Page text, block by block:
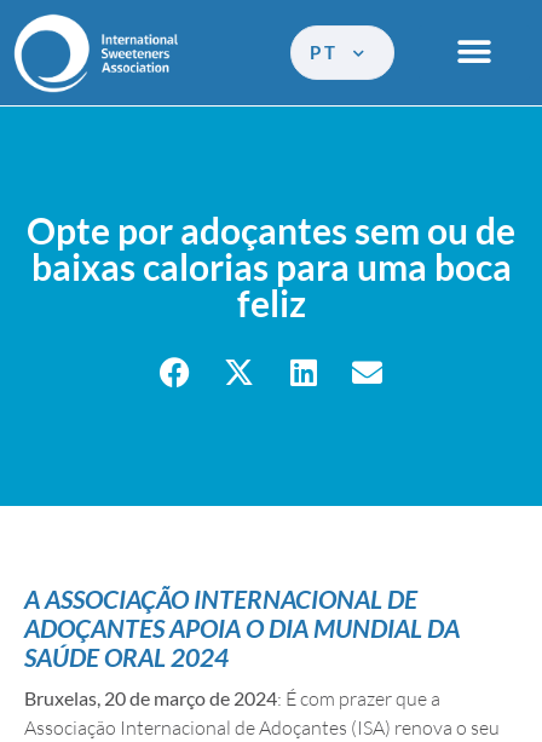
PT
Opte por adoçantes sem ou de
baixas calorias para uma boca
feliz
A ASSOCIAÇÃO INTERNACIONAL DE
ADOÇANTES APOIA O DIA MUNDIAL DA
SAÚDE ORAL 2024
Bruxelas, 20 de março de 2024: É com prazer que a
Associação Internacional de Adoçantes (ISA) renova o seu